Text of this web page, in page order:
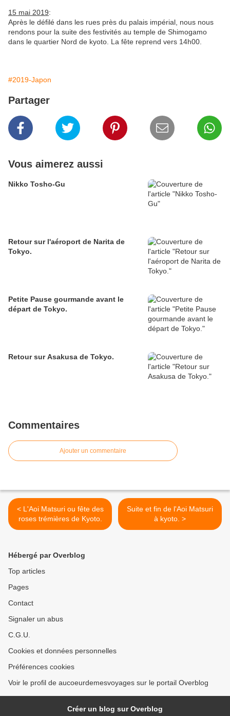
15 mai 2019:
Après le défilé dans les rues près du palais impérial, nous nous
rendons pour la suite des festivités au temple de Shimogamo
dans le quartier Nord de kyoto. La fête reprend vers 14h00.
#2019-Japon
Partager
Vous aimerez aussi
Nikko Tosho-Gu
Retour sur l'aéroport de Narita de
Tokyo.
Petite Pause gourmande avant le
départ de Tokyo.
Retour sur Asakusa de Tokyo.
Commentaires
Ajouter un commentaire
< L'Aoi Matsuri ou fête des
roses trémières de Kyoto.
Suite et fin de l'Aoi Matsuri
à kyoto. >
Hébergé par Overblog
Top articles
Pages
Contact
Signaler un abus
C.G.U.
Cookies et données personnelles
Préférences cookies
Voir le profil de aucoeurdemesvoyages sur le portail Overblog
Créer un blog sur Overblog